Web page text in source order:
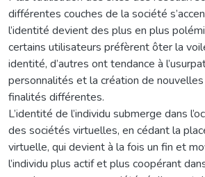
différentes couches de la société
l’identité devient des plus en plus
certains utilisateurs préfèrent ôter la
identité, d’autres ont tendance à
personnalités et la création de
finalités différentes.
L’identité de l’individu submerge dans
des sociétés virtuelles, en cédant la
virtuelle, qui devient à la fois un fin et
l’individu plus actif et plus coopérant